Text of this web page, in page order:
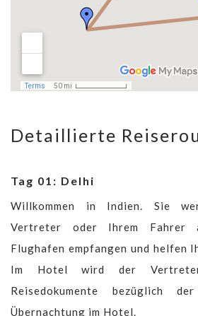
Detaillierte
Tag 01: Delhi
Willkommen in Indien. Sie
Vertreter oder Ihrem Fahrer
Flughafen empfangen und helfen
Im Hotel wird der
Reisedokumente bezüglich
Übernachtung im Hotel.